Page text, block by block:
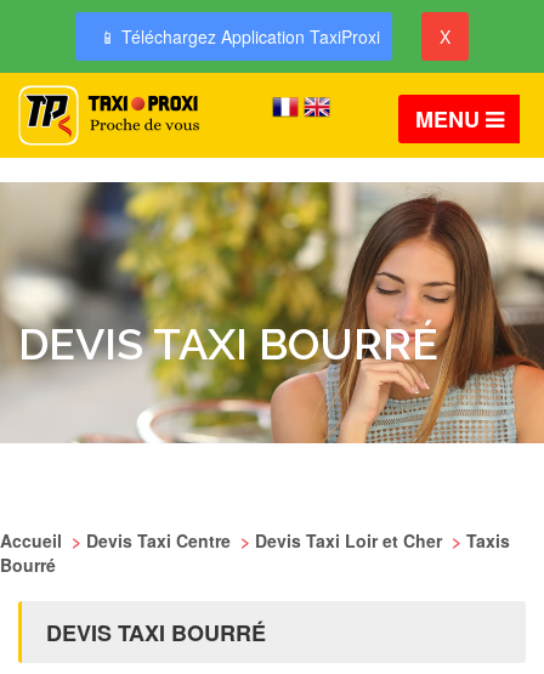
📱 Téléchargez Application TaxiProxi X
MENU
DEVIS TAXI BOURRÉ
Accueil > Devis Taxi Centre > Devis Taxi Loir et Cher > Taxis
Bourré
DEVIS TAXI BOURRÉ